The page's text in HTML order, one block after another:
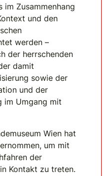
Zusammenhang
und den
werden –
der herrschenden
damit
sowie der
und der
im Umgang mit
Wien hat
um mit
der
Kontakt zu treten.